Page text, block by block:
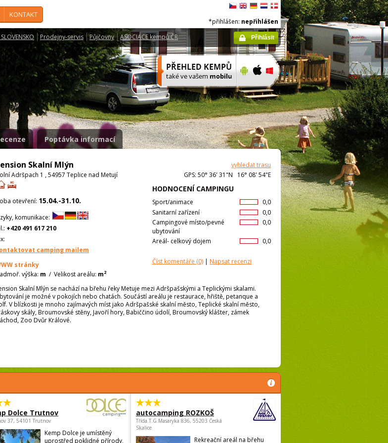
KONTAKT
Prodejny-servis Půjčovny ASOCIACE kempů ČR
*přihlášen: nepřihlášen
Přihlásit
Poptávka informací
Skalní Mlýn
vyhledat trasu
Adršpach 1 , 54957 Teplice nad Metují
GPS: 50° 36' 31"N 16° 08' 54"E
HODNOCENÍ CAMPINGU
0,0
Sport/animace
0,0
Sanitarní zařízení
0,0
Campingové místo/pevné
ubytování
0,0
Areál- celkový dojem
Číst komentáře (0) | Napsat recenzi
otevření: 15.04.-31.10.
komunikace:
+420 491 617 210
camping mailem
stránky
výška: m / Velikost areálu: m2
Skalní Mlýn se nachází na břehu řeky Metuje mezi Adršpašskými a Teplickými skalami.
je možné v pokojích nebo chatách. Součástí areálu je restaurace, hřiště, petanque a
V blízkosti je mnoho zajímavých míst jako Adršpašské skalní město, Teplické skalní město,
skály, Broumovské stěny, Javoří hory, Babiččino údolí, Broumovský klášter, zámek
Zoo Dvůr Králové.
Dolce Trutnov
37, 54101 Trutnov
Kemp Dolce je umístěný
uprostřed poklidné přírody,
autocamping ROZKOŠ
Třída.T.G.Masaryka 836, 55203 Česká
Skalice
Rekreační areál na břehu